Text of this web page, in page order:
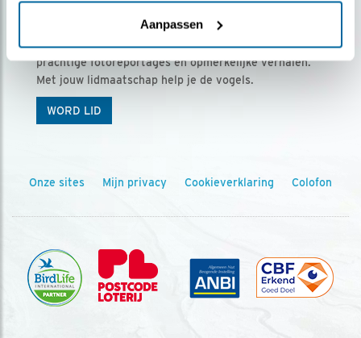
Aanpassen
Ontvang 5 x Vogels voor € 36,00 per jaar
Vogels is het tijdschrift voor onze leden, met
prachtige fotoreportages en opmerkelijke verhalen.
Met jouw lidmaatschap help je de vogels.
WORD LID
Onze sites Mijn privacy Cookieverklaring Colofon